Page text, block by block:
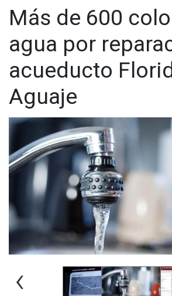
Más de 600
agua por
acueducto
Aguaje
‹